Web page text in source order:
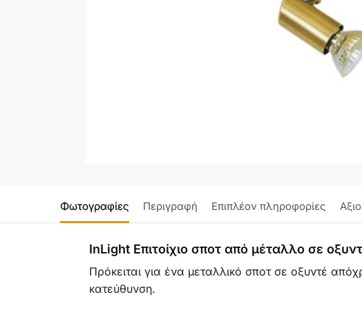
Φωτογραφίες Περιγραφή Επιπλέον πληροφορίες
InLight Επιτοίχιο σποτ από μέταλλο σε
Πρόκειται για ένα μεταλλικό σποτ σε οξυντέ
κατεύθυνση.